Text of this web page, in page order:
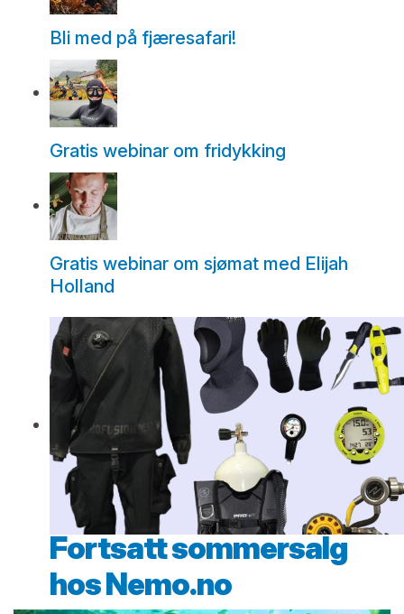
Bli med på fjæresafari!
Gratis webinar om fridykking
Gratis webinar om sjømat med Elijah
Holland
Fortsatt sommersalg
hos Nemo.no